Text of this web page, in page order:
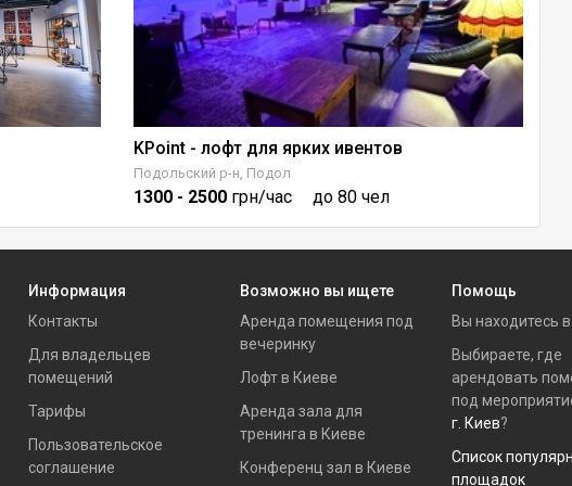
KPoint - лофт для ярких ивентов
Подольский р-н, Подол
1300 - 2500 грн/час до 80 чел
Информация
Контакты
Для владельцев
помещений
Тарифы
Пользовательское
соглашение
Возможно вы ищете
Аренда помещения под
вечеринку
Лофт в Киеве
Аренда зала для
тренинга в Киеве
Конференц зал в Киеве
Помощь
Вы находитесь в
Выбираете, где
арендовать
под
г. Киев?
Список
площадок